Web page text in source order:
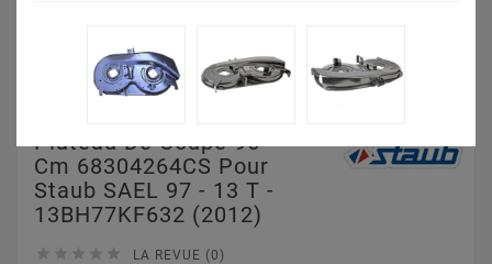
Plateau De Coupe 96
Cm 68304264CS Pour
Staub SAEL 97 - 13 T -
13BH77KF632 (2012)
     LA REVUE (0)